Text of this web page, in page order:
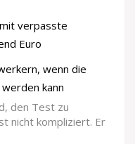
verpasste
Euro
wenn die
kann
den Test zu
nicht kompliziert. Er